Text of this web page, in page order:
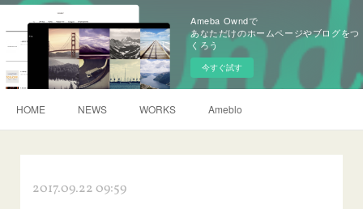
Ameba Owndで
あなただけのホームページやブログをつ
くろう
今すぐ試す
HOME NEWS WORKS Ameblo
2017.09.22 09:59